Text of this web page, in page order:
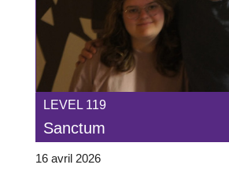
LEVEL 119
Sanctum
16 avril 2026